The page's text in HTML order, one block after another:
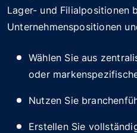
Lager- und Filialpositionen
Unternehmenspositionen
Wählen Sie aus
oder
Nutzen Sie
Erstellen Sie